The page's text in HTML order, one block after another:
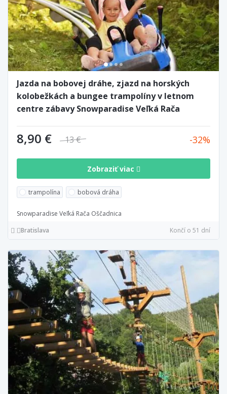
Jazda na bobovej dráhe, zjazd na horských
kolobežkách a bungee trampolíny v letnom
centre zábavy Snowparadise Veľká Rača
8,90 € 13 € 32
Zobraziť viac
trampolína bobová dráha
Snowparadise Veľká Rača Oščadnica
Bratislava
Končí o 51 dní